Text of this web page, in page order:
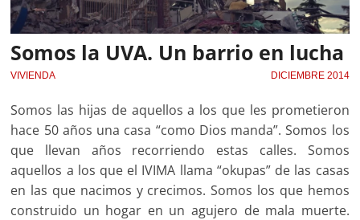
Somos la UVA. Un barrio en lucha
VIVIENDA DICIEMBRE 2014
Somos las hijas de aquellos a los que les prometieron
hace 50 años una casa “como Dios manda”. Somos los
que llevan años recorriendo estas calles. Somos
aquellos a los que el IVIMA llama “okupas” de las casas
en las que nacimos y crecimos. Somos los que hemos
construido un hogar en un agujero de mala muerte.